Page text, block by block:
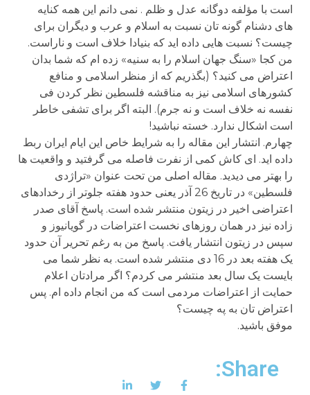
است با مؤلفه دوگانه عدل و ظلم . نمی دانم این همه کنایه
های دشنام گونه تان نسبت به اسلام و عرب و دیگران برای
چیست؟ نسبت هایی داده اید که بنیادا خلاف است و ناراست.
من کجا «سنگ جهان اسلام را به سنیه» زده ام که شما بدان
اعتراض می کنید؟ (بگذریم که از منظر اسلامی و منافع
کشورهای اسلامی نیز به مناقشه فلسطین نظر کردن فی
نفسه نه خلاف است و نه جرم). البته اگر برای تشفی خاطر
است اشکال ندارد. خسته نباشید!
چهارم. انتشار این مقاله را به شرایط خاص این ایام ایران ربط
داده اید. ای کاش کمی از نفرت فاصله می گرفتید و واقعیت ها
را بهتر می دیدید. مقاله اصلی من تحت عنوان «تراژدی
فلسطین» در تاریخ 26 آذر یعنی حدود هفته جلوتر از رخدادهای
اعتراضی اخیر در زیتون منتشر شده است. پاسخ آقای صدر
زاده نیز در همان روزهای نخست اعتراضات در گویانیوز و
سپس در زیتون انتشار یافت. پاسخ من به رغم تحریر آن حدود
یک هفته بعد در 16 دی منتشر شده است. به نظر شما می
بایست یک سال بعد منتشر می کردم؟ اگر مرادتان اعلام
حمایت از اعتراضات مردمی است که من انجام داده ام. پس
اعتراض تان به په چیست؟
موفق باشید.
Share: